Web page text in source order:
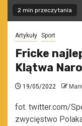
2 min przeczytania
Artykuły Sport
Fricke
Klątwa
19/05/2022
fot. twitter.com/
zwycięstwo